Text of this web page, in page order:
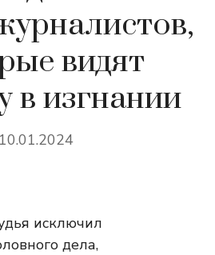
видят
в изгнании
10.01.2024
исключил
дела,